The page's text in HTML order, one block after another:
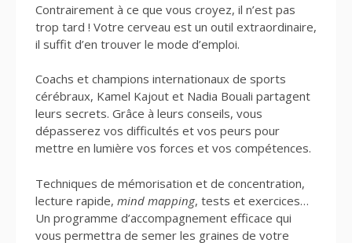
Contrairement à ce que vous croyez, il n’est pas
trop tard ! Votre cerveau est un outil extraordinaire,
il suffit d’en trouver le mode d’emploi.
Coachs et champions internationaux de sports
cérébraux, Kamel Kajout et Nadia Bouali partagent
leurs secrets. Grâce à leurs conseils, vous
dépasserez vos difficultés et vos peurs pour
mettre en lumière vos forces et vos compétences.
Techniques de mémorisation et de concentration,
lecture rapide, mind mapping, tests et exercices…
Un programme d’accompagnement efficace qui
vous permettra de semer les graines de votre